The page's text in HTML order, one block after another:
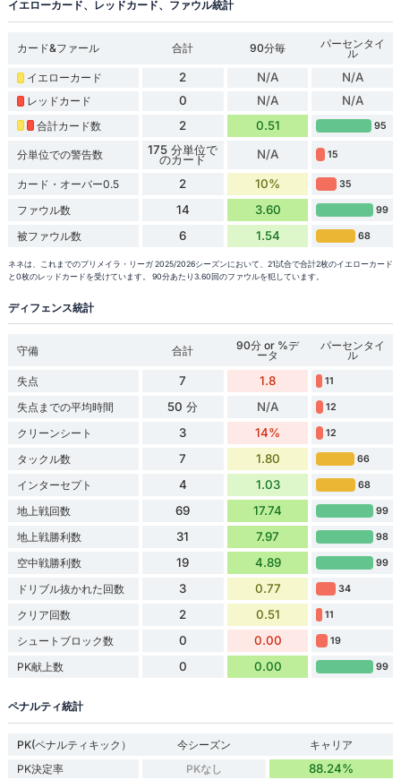
イエローカード、レッドカード、ファウル統計
カード&ファール 合計 90分毎 パーセンタイ
ル
イエローカード
2 N/A N/A
レッドカード 0 N/A N/A
合計カード数 2 0.51 95
分単位での警告数 175 分単位で
のカード N/A 15
カード・オーバー0.5 2 10% 35
ファウル数 14 3.60 99
被ファウル数 6 1.54 68
ネネは、これまでのプリメイラ・リーガ 2025/2026シーズンにおいて、21試合で合計2枚のイエローカード
と0枚のレッドカードを受けています。 90分あたり3.60回のファウルを犯しています。
ディフェンス統計
守備 合計 90分 or %デ
ータ
パーセンタイ
ル
失点
7 1.8 11
失点までの平均時間 50 分 N/A 12
クリーンシート 3 14% 12
タックル数 7 1.80 66
インターセプト 4 1.03 68
地上戦回数 69 17.74 99
地上戦勝利数 31 7.97 98
空中戦勝利数 19 4.89 99
ドリブル抜かれた回数 3 0.77 34
クリア回数 2 0.51 11
シュートブロック数 0 0.00 19
PK献上数 0 0.00 99
ペナルティ統計
PK(ペナルティキック） 今シーズン
キャリア
PK決定率
PKなし 88.24%